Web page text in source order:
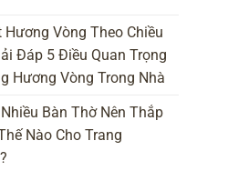
Hương Vòng Theo Chiều
Đáp 5 Điều Quan Trọng
Hương Vòng Trong Nhà
Bàn Thờ Nên Thắp
Nào Cho Trang